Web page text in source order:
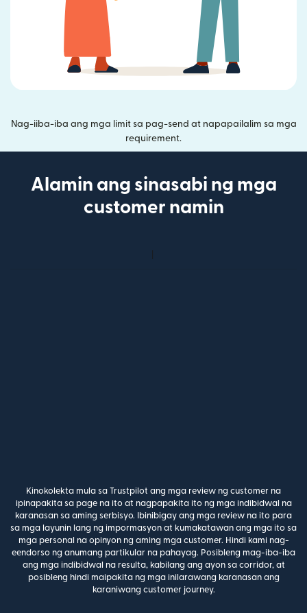
Nag-iiba-iba ang mga limit sa pag-send at napapailalim sa mga
requirement.
Alamin ang sinasabi ng mga
customer namin
Kinokolekta mula sa Trustpilot ang mga review ng customer na
ipinapakita sa page na ito at nagpapakita ito ng mga indibidwal na
karanasan sa aming serbisyo. Ibinibigay ang mga review na ito para
sa mga layunin lang ng impormasyon at kumakatawan ang mga ito sa
mga personal na opinyon ng aming mga customer. Hindi kami nag-
eendorso ng anumang partikular na pahayag. Posibleng mag-iba-iba
ang mga indibidwal na resulta, kabilang ang ayon sa corridor, at
posibleng hindi maipakita ng mga inilarawang karanasan ang
karaniwang customer journey.